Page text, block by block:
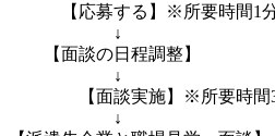
【応募する】※所要時間1
↓
【面談の日程調整】
↓
【面談実施】※所要時間
↓